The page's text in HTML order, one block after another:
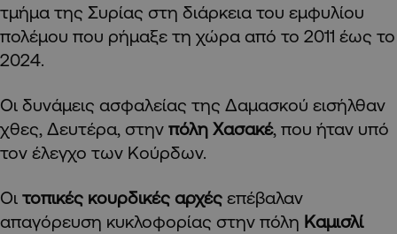
τμήμα της Συρίας στη διάρκεια του εμφυλίου
πολέμου που ρήμαξε τη χώρα από το 2011 έως το
2024.
Οι δυνάμεις ασφαλείας της Δαμασκού εισήλθαν
χθες, Δευτέρα, στην πόλη Χασακέ, που ήταν υπό
τον έλεγχο των Κούρδων.
Οι τοπικές κουρδικές αρχές επέβαλαν
απαγόρευση κυκλοφορίας στην πόλη Καμισλί